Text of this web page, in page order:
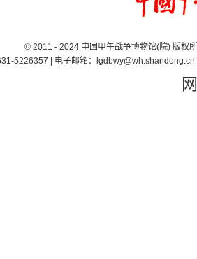
© 2011 - 2024 中国甲午战争博物馆(院) 版
5226357 | 电子邮箱：